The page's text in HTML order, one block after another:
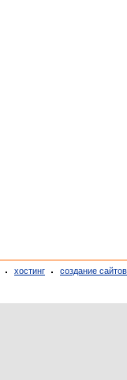
хостинг создание сайтов